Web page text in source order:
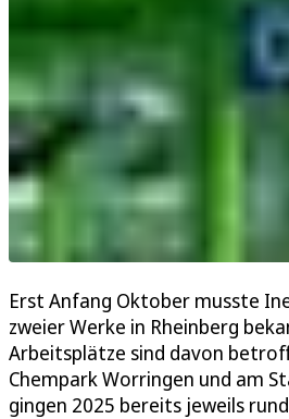
Erst Anfang Oktober musste
zweier Werke in Rheinberg
Arbeitsplätze sind davon
Chempark Worringen und am
gingen 2025 bereits jeweils